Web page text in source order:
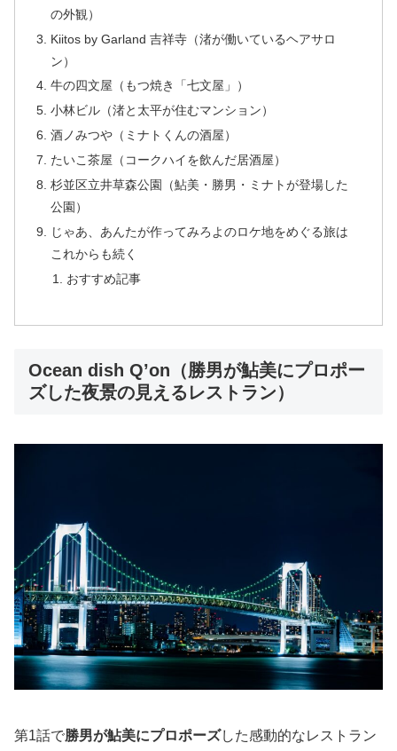
の外観）
Kiitos by Garland 吉祥寺（渚が働いているヘアサロ
ン）
牛の四文屋（もつ焼き「七文屋」）
小林ビル（渚と太平が住むマンション）
酒ノみつや（ミナトくんの酒屋）
たいこ茶屋（コークハイを飲んだ居酒屋）
杉並区立井草森公園（鮎美・勝男・ミナトが登場した
公園）
じゃあ、あんたが作ってみろよのロケ地をめぐる旅は
これからも続く
おすすめ記事
Ocean dish Q’on（勝男が鮎美にプロポー
ズした夜景の見えるレストラン）
第1話で勝男が鮎美にプロポーズした感動的なレストラン